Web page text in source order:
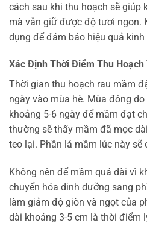
cách sau khi thu hoạch sẽ giúp
mà vẫn giữ được độ tươi ngon.
dụng để đảm bảo hiệu quả
Xác Định Thời Điểm Thu Hoạch
Thời gian thu hoạch rau mầm
ngày vào mùa hè. Mùa đông
khoảng 5-6 ngày để mầm đạt
thường sẽ thấy mầm đã mọc
teo lại. Phần lá mầm lúc này sẽ
Không nên để mầm quá dài vì
chuyển hóa dinh dưỡng sang
làm giảm độ giòn và ngọt của
dài khoảng 3-5 cm là thời điểm